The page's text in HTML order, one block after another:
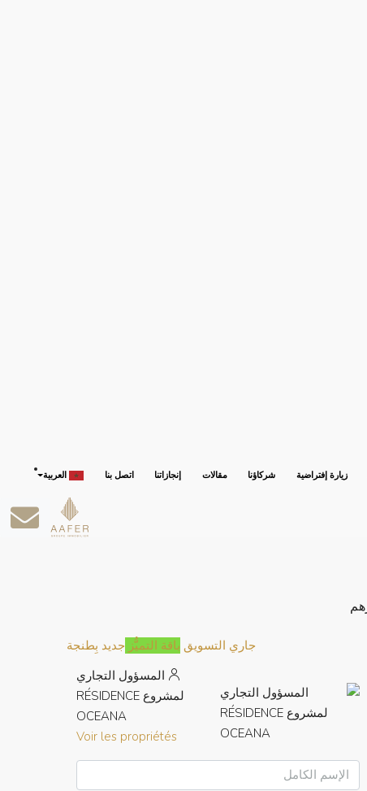
زيارة إفتراضية شركاؤنا مقالات إنجازاتنا اتصل بنا العربية
جاري التسويق باقة التميُّز جديد بِطنجة
المسؤول التجاري
لمشروع RÉSIDENCE
OCEANA
Voir les propriétés